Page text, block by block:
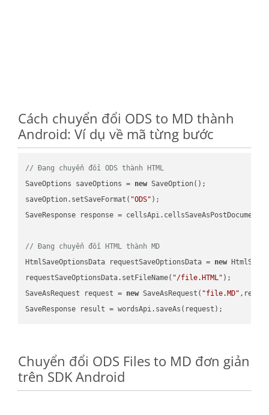
Cách chuyển đổi ODS to MD thành
Android: Ví dụ về mã từng bước
// Đang chuyển đổi ODS thành HTML
SaveOptions saveOptions = new SaveOption();
saveOption.setSaveFormat( "ODS" );
SaveResponse response =
// Đang chuyển đổi HTML thành MD
HtmlSaveOptionsData requestSaveOptionsData = new
requestSaveOptionsData.setFileName( "/file.HTML" );
SaveAsRequest request = new SaveAsRequest( "file.MD"
Chuyển đổi ODS Files to MD đơn giản
trên SDK Android